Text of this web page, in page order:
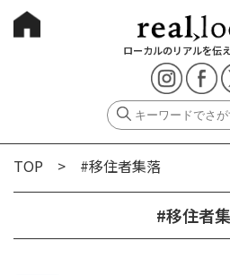
ローカルのリアルを伝
TOP > #移住者集落
#移住者